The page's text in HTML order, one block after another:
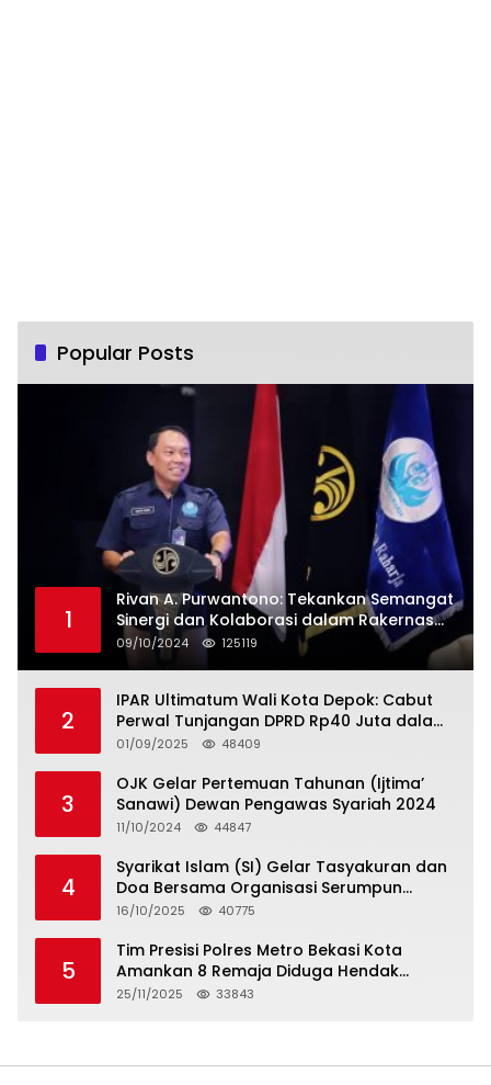
Popular Posts
1
Rivan A. Purwantono: Tekankan Semangat
Sinergi dan Kolaborasi dalam Rakernas
Serikat Pekerja Jasa Raharja
09/10/2024 125119
2
IPAR Ultimatum Wali Kota Depok: Cabut
Perwal Tunjangan DPRD Rp40 Juta dalam
5 Hari atau Hadapi Aksi Rakyat
01/09/2025 48409
3
OJK Gelar Pertemuan Tahunan (Ijtima’
Sanawi) Dewan Pengawas Syariah 2024
11/10/2024 44847
4
Syarikat Islam (SI) Gelar Tasyakuran dan
Doa Bersama Organisasi Serumpun
Syarikat Islam Doa
16/10/2025 40775
5
Tim Presisi Polres Metro Bekasi Kota
Amankan 8 Remaja Diduga Hendak
Tawuran
25/11/2025 33843